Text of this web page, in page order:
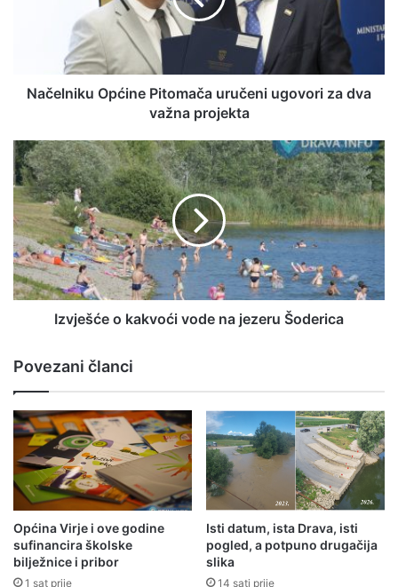
Načelniku Općine Pitomača uručeni ugovori za dva
važna projekta
Izvješće o kakvoći vode na jezeru Šoderica
Povezani članci
Općina Virje i ove godine
sufinancira školske
bilježnice i pribor
1 sat prije
Isti datum, ista Drava, isti
pogled, a potpuno drugačija
slika
14 sati prije